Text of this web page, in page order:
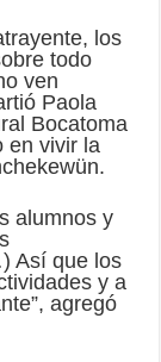
los
todo
ven
Paola
Bocatoma
en vivir la
alumnos y
Así que los
y a
agregó